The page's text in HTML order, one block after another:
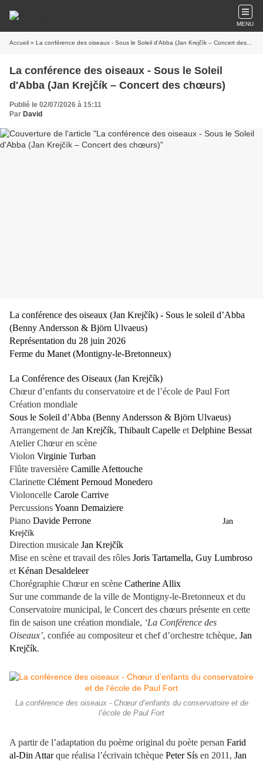
MENU
Accueil » La conférence des oiseaux - Sous le Soleil d'Abba (Jan Krejčík – Concert des chœurs)
La conférence des oiseaux - Sous le Soleil
d'Abba (Jan Krejčík – Concert des chœurs)
Publié le 02/07/2026 à 15:11
Par David
La conférence des oiseaux (Jan Krejčík) - Sous le soleil d’Abba
(Benny Andersson & Björn Ulvaeus)
Représentation du 28 juin 2026
Ferme du Manet (Montigny-le-Bretonneux)
La Conférence des Oiseaux (Jan Krejčík)
Chœur d’enfants du conservatoire et de l’école de Paul Fort
Création mondiale
Sous le Soleil d’Abba (Benny Andersson & Björn Ulvaeus)
Arrangement de Jan Krejčík, Thibault Capelle et Delphine Bessat
Atelier Chœur en scène
Violon Virginie Turban
Flûte traversière Camille Afettouche
Clarinette Clément Pernoud Monedero
Violoncelle Carole Carrive
PercussionsYoann Demaiziere
Piano Davide Perrone
Jan
Krejčík
Direction musicale Jan Krejčík
Mise en scène et travail des rôles Joris Tartamella, Guy Lumbroso
et Kénan Desaldeleer
Chorégraphie Chœur en scène Catherine Allix
Sur une commande de la ville de Montigny-le-Bretonneux et du
Conservatoire municipal, le Concert des chœurs présente en cette
fin de saison une création mondiale, ‘La Conférence des
Oiseaux’, confiée au compositeur et chef d’orchestre tchèque, Jan
Krejčík.
La conférence des oiseaux - Chœur d’enfants du conservatoire et de
l’école de Paul Fort
A partir de l’adaptation du poème original du poète persan Farid
al-Din Attarque réalisa l’écrivain tchèque Peter Sís en 2011, Jan